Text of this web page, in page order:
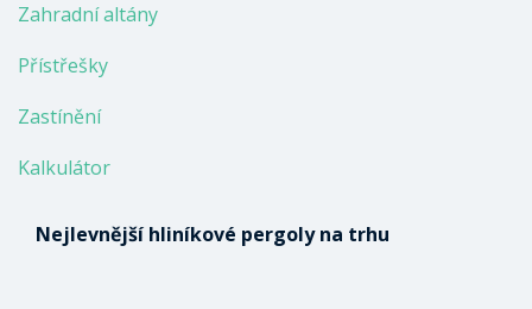
Zahradní altány
Přístřešky
Zastínění
Kalkulátor
Nejlevnější hliníkové pergoly na trhu